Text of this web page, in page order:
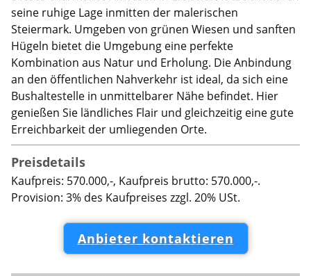
seine ruhige Lage inmitten der malerischen
Steiermark. Umgeben von grünen Wiesen und sanften
Hügeln bietet die Umgebung eine perfekte
Kombination aus Natur und Erholung. Die Anbindung
an den öffentlichen Nahverkehr ist ideal, da sich eine
Bushaltestelle in unmittelbarer Nähe befindet. Hier
genießen Sie ländliches Flair und gleichzeitig eine gute
Erreichbarkeit der umliegenden Orte.
Preisdetails
Kaufpreis: 570.000,-, Kaufpreis brutto: 570.000,-.
Provision: 3% des Kaufpreises zzgl. 20% USt.
Anbieter kontaktieren